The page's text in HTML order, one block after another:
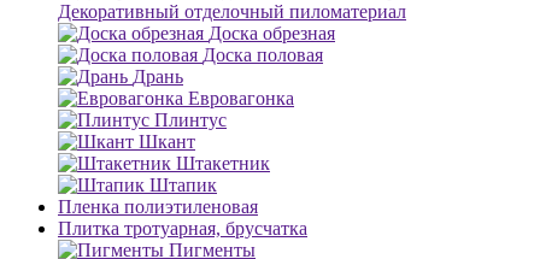
Декоративный отделочный пиломатериал
Доска обрезная
Доска половая
Дрань
Евровагонка
Плинтус
Шкант
Штакетник
Штапик
Пленка полиэтиленовая
Плитка тротуарная, брусчатка
Пигменты